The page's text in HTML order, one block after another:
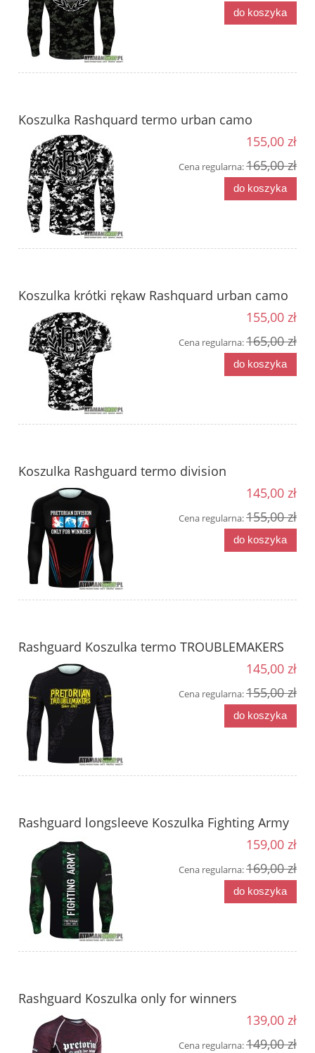
do koszyka
Koszulka Rashquard termo urban camo
155,00 zł
Cena regularna:165,00 zł
do koszyka
Koszulka krótki rękaw Rashquard urban camo
155,00 zł
Cena regularna:165,00 zł
do koszyka
Koszulka Rashguard termo division
145,00 zł
Cena regularna:155,00 zł
do koszyka
Rashguard Koszulka termo TROUBLEMAKERS
145,00 zł
Cena regularna:155,00 zł
do koszyka
Rashguard longsleeve Koszulka Fighting Army
159,00 zł
Cena regularna:169,00 zł
do koszyka
Rashguard Koszulka only for winners
139,00 zł
Cena regularna:149,00 zł